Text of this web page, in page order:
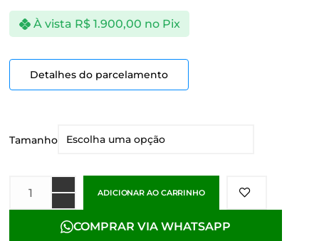
À vista R$1.900,00 no Pix
Detalhes do parcelamento
Tamanho
ADICIONAR AO CARRINHO
COMPRAR VIA WHATSAPP